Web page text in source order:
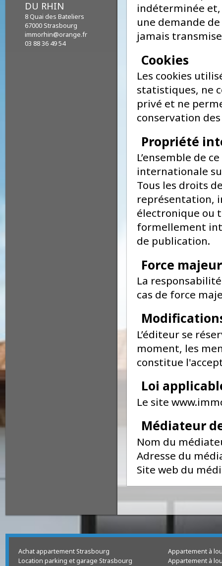
IMMOBILIERE
DU RHIN
8 Quai des Bateliers
Les données
indéterminée
jamais
Cookies
Les cookies
statistiques,
privé et ne
conservation
Propriété
L’ensemble
internationale
Tous les
électronique
formellement
de publication.
Force
La
cas de force
moment, les
constitue
Loi
Le site
Médiateur
Nom du
Adresse du
Site web du